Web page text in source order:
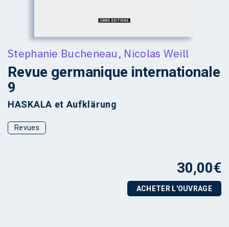
Stephanie Bucheneau, Nicolas Weill
Revue germanique internationale
9
HASKALA et Aufklärung
Revues
30,00€
ACHETER L'OUVRAGE